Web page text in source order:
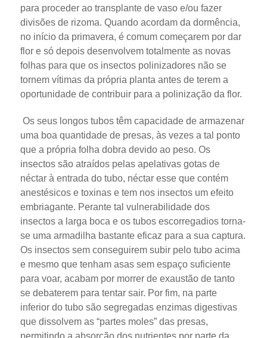
para proceder ao transplante de vaso e/ou fazer
divisões de rizoma. Quando acordam da dormência,
no início da primavera, é comum começarem por dar
flor e só depois desenvolvem totalmente as novas
folhas para que os insectos polinizadores não se
tornem vítimas da própria planta antes de terem a
oportunidade de contribuir para a polinização da flor.
Os seus longos tubos têm capacidade de armazenar
uma boa quantidade de presas, às vezes a tal ponto
que a própria folha dobra devido ao peso. Os
insectos são atraídos pelas apelativas gotas de
néctar à entrada do tubo, néctar esse que contém
anestésicos e toxinas e tem nos insectos um efeito
embriagante. Perante tal vulnerabilidade dos
insectos a larga boca e os tubos escorregadios torna-
se uma armadilha bastante eficaz para a sua captura.
Os insectos sem conseguirem subir pelo tubo acima
e mesmo que tenham asas sem espaço suficiente
para voar, acabam por morrer de exaustão de tanto
se debaterem para tentar sair. Por fim, na parte
inferior do tubo são segregadas enzimas digestivas
que dissolvem as “partes moles” das presas,
permitindo a absorção dos nutrientes por parte da